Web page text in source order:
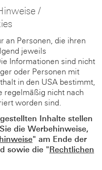
/
an Personen, die ihren
jeweils
Informationen sind nicht
oder Personen mit
in den USA bestimmt,
regelmäßig nicht nach
worden sind.
Inhalte stellen
die Werbehinweise,
" am Ende der
sowie die "Rechtlichen